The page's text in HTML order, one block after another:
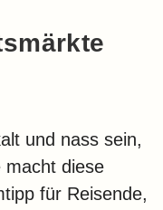
und nass sein,
macht diese
für Reisende,